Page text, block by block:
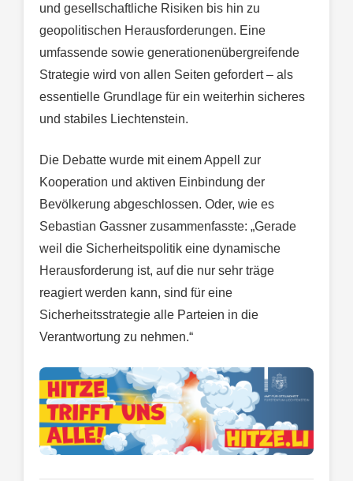
und gesellschaftliche Risiken bis hin zu
geopolitischen Herausforderungen. Eine
umfassende sowie generationenübergreifende
Strategie wird von allen Seiten gefordert – als
essentielle Grundlage für ein weiterhin sicheres
und stabiles Liechtenstein.
Die Debatte wurde mit einem Appell zur
Kooperation und aktiven Einbindung der
Bevölkerung abgeschlossen. Oder, wie es
Sebastian Gassner zusammenfasste: „Gerade
weil die Sicherheitspolitik eine dynamische
Herausforderung ist, auf die nur sehr träge
reagiert werden kann, sind für eine
Sicherheitsstrategie alle Parteien in die
Verantwortung zu nehmen.“